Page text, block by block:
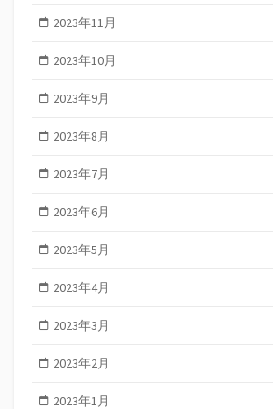
2023年11月
2023年10月
2023年9月
2023年8月
2023年7月
2023年6月
2023年5月
2023年4月
2023年3月
2023年2月
2023年1月